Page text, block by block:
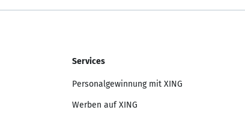
Services
Personalgewinnung mit XING
Werben auf XING